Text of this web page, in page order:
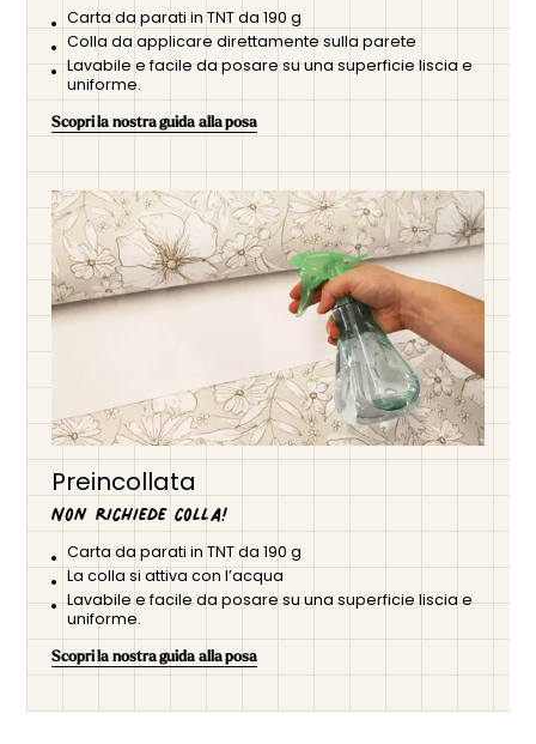
Carta da parati in TNT da 190 g
Colla da applicare direttamente sulla parete
Lavabile e facile da posare su una superficie liscia e
uniforme.
Scopri la nostra guida alla posa
Preincollata
Non richiede colla!
Carta da parati in TNT da 190 g
La colla si attiva con l’acqua
Lavabile e facile da posare su una superficie liscia e
uniforme.
Scopri la nostra guida alla posa